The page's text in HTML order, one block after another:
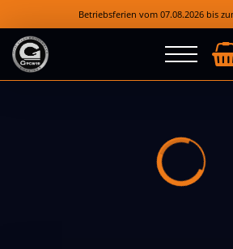
Betriebsferien vom 07.08.2026 bis